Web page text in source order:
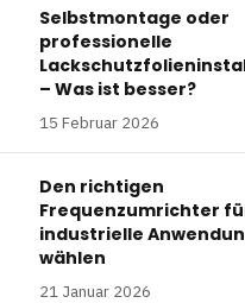
Selbstmontage oder
professionelle
– Was ist besser?
15 Februar 2026
Den richtigen
Frequenzumrichter
industrielle
wählen
21 Januar 2026